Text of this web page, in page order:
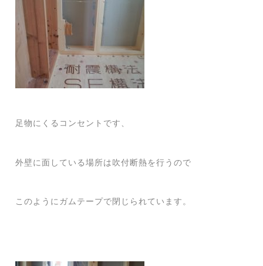
足物にくるコンセントです、
外壁に面している場所は吹付断熱を行うので
このようにガムテープで閉じられています。